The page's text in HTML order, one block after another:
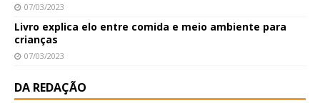
07/03/2023
Livro explica elo entre comida e meio ambiente para
crianças
07/03/2023
DA REDAÇÃO